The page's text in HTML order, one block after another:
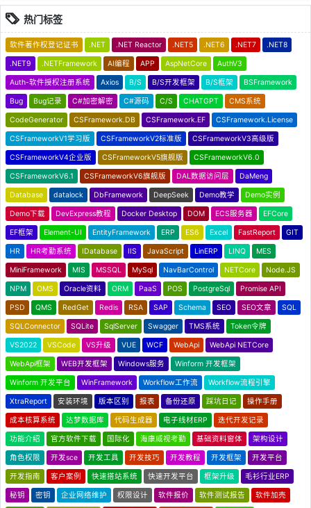
热门标签
软件著作权登记证书 .NET .NET Reactor .NET5 .NET6 .NET7 .NET8
.NET9 .NETFramework AI编程 APP AspNetCore AuthV3
Auth-软件授权注册系统 Axios B/S B/S开发框架 B/S框架 BSFramework
Bug Bug记录 C#加密解密 C#源码 C/S CHATGPT CMS系统
CodeGenerator CSFramework.DB CSFramework.EF CSFramework.License
CSFrameworkV1学习版 CSFrameworkV2标准版 CSFrameworkV3高级版
CSFrameworkV4企业版 CSFrameworkV5旗舰版 CSFrameworkV6.0
CSFrameworkV6.1 CSFrameworkV6旗舰版 DAL数据访问层 DaMeng
Database datalock DbFramework DeepSeek Demo教学 Demo实例
Demo下载 DevExpress教程 Docker Desktop DOM ECS服务器 EFCore
EF框架 Element-UI EntityFramework ERP ES6 Excel FastReport GIT
HR HR考勤系统 IDatabase IIS JavaScript LinERP LINQ MES
MiniFramework MIS MSSQL MySql NavBarControl NETCore Node.JS
NPM OMS Oracle资料 ORM PaaS POS PostgreSql Promise API
PSD QMS RedGet Redis RSA SAP Schema SEO SEO文章 SQL
SQLConnector SQLite SqlServer Swagger TMS系统 Token令牌
VS2022 VSCode VS升级 VUE WCF WebApi WebApi NETCore
WebApi框架 WEB开发框架 Windows服务 Winform 开发框架
Winform 开发平台 WinFramework Workflow工作流 Workflow流程引擎
XtraReport 安装环境 版本区别 报表 备份还原 踩坑日记 操作手册
成本核算系统 达梦数据库 代码生成器 电子线材ERP 迭代开发记录
功能介绍 官方软件下载 国际化 海康威视考勤 基础资料窗体 架构设计
角色权限 开发sce 开发工具 开发技巧 开发教程 开发框架 开发平台
开发指南 客户案例 快速搭站系统 快速开发平台 框架升级 毛衫行业ERP
秘钥 密钥 企业网络维护 权限设计 软件报价 软件测试报告 软件加壳